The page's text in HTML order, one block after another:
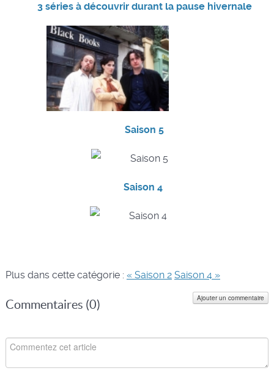
3 séries à découvrir durant la pause hivernale
Saison 5
Saison 4
Plus dans cette catégorie : « Saison 2 Saison 4 »
Commentaires (0)
Ajouter un commentaire